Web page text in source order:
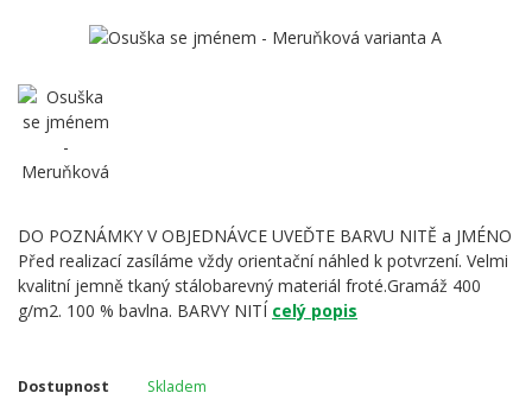
DO POZNÁMKY V OBJEDNÁVCE UVEĎTE BARVU NITĚ a JMÉNO
Před realizací zasíláme vždy orientační náhled k potvrzení. Velmi
kvalitní jemně tkaný stálobarevný materiál froté.Gramáž 400
g/m2. 100 % bavlna. BARVY NITÍ celý popis
Dostupnost
Skladem